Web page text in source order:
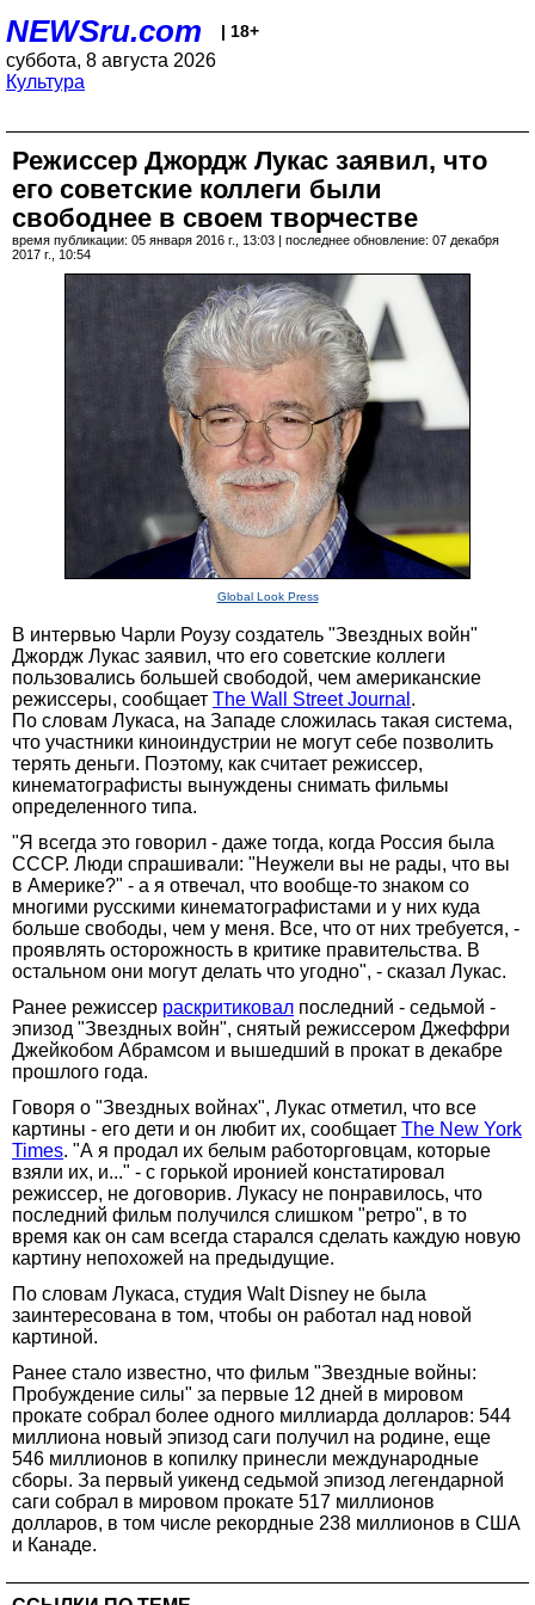
NEWSru.com | 18+
суббота, 8 августа 2026
Культура
Режиссер Джордж Лукас заявил, что
его советские коллеги были
свободнее в своем творчестве
время публикации: 05 января 2016 г., 13:03 | последнее обновление: 07 декабря
2017 г., 10:54
Global Look Press
В интервью Чарли Роузу создатель "Звездных войн"
Джордж Лукас заявил, что его советские коллеги
пользовались большей свободой, чем американские
режиссеры, сообщает The Wall Street Journal .
По словам Лукаса, на Западе сложилась такая система,
что участники киноиндустрии не могут себе позволить
терять деньги. Поэтому, как считает режиссер,
кинематографисты вынуждены снимать фильмы
определенного типа.
"Я всегда это говорил - даже тогда, когда Россия была
СССР. Люди спрашивали: "Неужели вы не рады, что вы
в Америке?" - а я отвечал, что вообще-то знаком со
многими русскими кинематографистами и у них куда
больше свободы, чем у меня. Все, что от них требуется, -
проявлять осторожность в критике правительства. В
остальном они могут делать что угодно", - сказал Лукас.
Ранее режиссер раскритиковал последний - седьмой -
эпизод "Звездных войн", снятый режиссером Джеффри
Джейкобом Абрамсом и вышедший в прокат в декабре
прошлого года.
Говоря о "Звездных войнах", Лукас отметил, что все
картины - его дети и он любит их, сообщает The New York
Times. "А я продал их белым работорговцам, которые
взяли их, и..." - с горькой иронией констатировал
режиссер, не договорив. Лукасу не понравилось, что
последний фильм получился слишком "ретро", в то
время как он сам всегда старался сделать каждую новую
картину непохожей на предыдущие.
По словам Лукаса, студия Walt Disney не была
заинтересована в том, чтобы он работал над новой
картиной.
Ранее стало известно, что фильм "Звездные войны:
Пробуждение силы" за первые 12 дней в мировом
прокате собрал более одного миллиарда долларов: 544
миллиона новый эпизод саги получил на родине, еще
546 миллионов в копилку принесли международные
сборы. За первый уикенд седьмой эпизод легендарной
саги собрал в мировом прокате 517 миллионов
долларов, в том числе рекордные 238 миллионов в США
и Канаде.